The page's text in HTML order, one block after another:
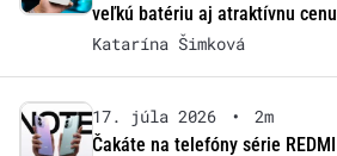
veľkú batériu aj atraktívnu cenu
Katarína Šimková
17. júla 2026 •
2m
Čakáte na telefóny série